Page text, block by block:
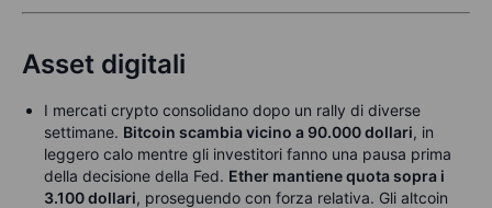
Asset digitali
I mercati crypto consolidano dopo un rally di diverse
settimane. Bitcoin scambia vicino a 90.000 dollari, in
leggero calo mentre gli investitori fanno una pausa prima
della decisione della Fed. Ether mantiene quota sopra i
3.100 dollari, proseguendo con forza relativa. Gli altcoin